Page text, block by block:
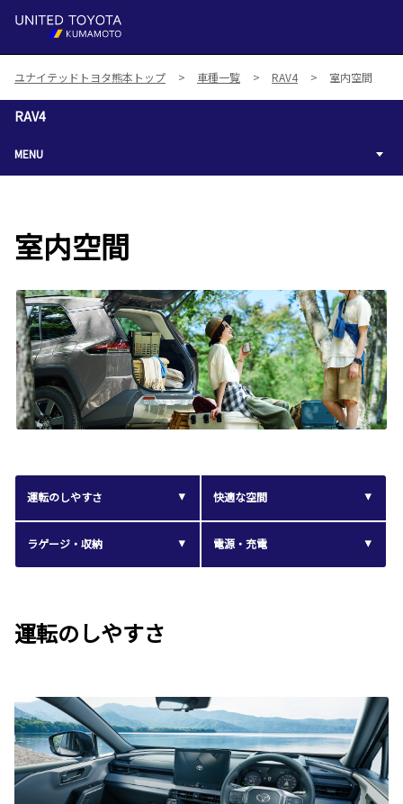
ユナイテッドトヨタ熊本トップ 車種一覧 RAV4 室内空間
RAV4
MENU
室内空間
運転のしやすさ 快適な空間
ラゲージ・収納 電源・充電
運転のしやすさ